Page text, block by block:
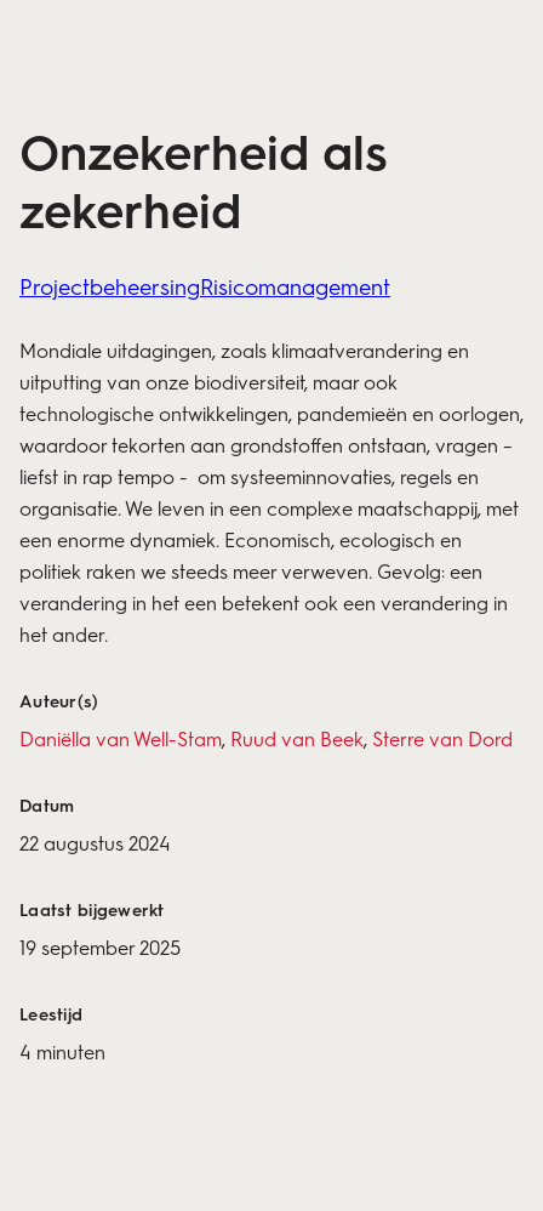
Onzekerheid als
zekerheid
ProjectbeheersingRisicomanagement
Mondiale uitdagingen, zoals klimaatverandering en
uitputting van onze biodiversiteit, maar ook
technologische ontwikkelingen, pandemieën en oorlogen,
waardoor tekorten aan grondstoffen ontstaan, vragen –
liefst in rap tempo - om systeeminnovaties, regels en
organisatie. We leven in een complexe maatschappij, met
een enorme dynamiek. Economisch, ecologisch en
politiek raken we steeds meer verweven. Gevolg: een
verandering in het een betekent ook een verandering in
het ander.
Auteur(s)
Daniëlla van Well-Stam, Ruud van Beek, Sterre van Dord
Datum
22 augustus 2024
Laatst bijgewerkt
19 september 2025
Leestijd
4 minuten